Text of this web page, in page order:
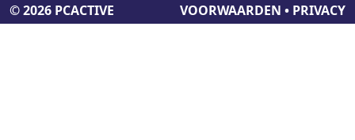
© 2026 PCACTIVE VOORWAARDEN • PRIVACY